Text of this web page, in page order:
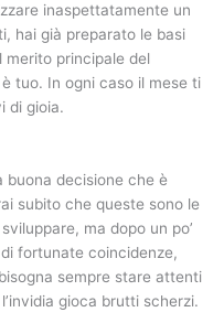
inaspettatamente un
hai già preparato le basi
principale del
tuo. In ogni caso il mese ti
di gioia.
buona decisione che è
subito che queste sono le
ma dopo un po’
fortunate coincidenze,
sempre stare attenti
gioca brutti scherzi.